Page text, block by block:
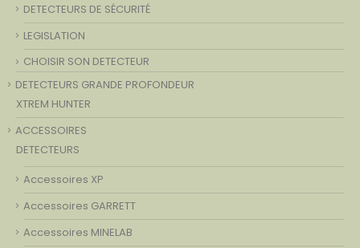
DETECTEURS DE SÉCURITÉ
LEGISLATION
CHOISIR SON DETECTEUR
DETECTEURS GRANDE PROFONDEUR
XTREM HUNTER
ACCESSOIRES
DETECTEURS
Accessoires XP
Accessoires GARRETT
Accessoires MINELAB